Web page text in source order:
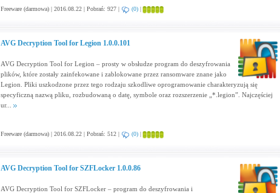
Freeware (darmowa) | 2016.08.22 | Pobrań: 927 | (0)|
AVG Decryption Tool for Legion 1.0.0.101
AVG Decryption Tool for Legion – prosty w obsłudze program do deszyfrowania
plików, które zostały zainfekowane i zablokowane przez ransomware znane jako
Legion. Pliki uszkodzone przez tego rodzaju szkodliwe oprogramowanie charakteryzują się
specyficzną nazwą pliku, rozbudowaną o datę, symbole oraz rozszerzenie „*.legion”. Najczęściej
ur...
Freeware (darmowa) | 2016.08.22 | Pobrań: 512 | (0)|
AVG Decryption Tool for SZFLocker 1.0.0.86
AVG Decryption Tool for SZFLocker – program do deszyfrowania i